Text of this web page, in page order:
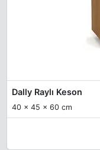
Dally Raylı Keson
40 x 45 x 60 cm